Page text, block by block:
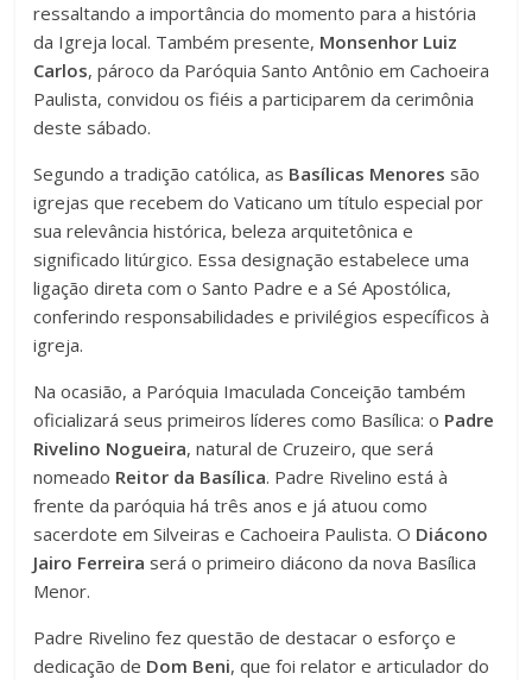
ressaltando a importância do momento para a história
da Igreja local. Também presente, Monsenhor Luiz
Carlos, pároco da Paróquia Santo Antônio em Cachoeira
Paulista, convidou os fiéis a participarem da cerimônia
deste sábado.
Segundo a tradição católica, as Basílicas Menores são
igrejas que recebem do Vaticano um título especial por
sua relevância histórica, beleza arquitetônica e
significado litúrgico. Essa designação estabelece uma
ligação direta com o Santo Padre e a Sé Apostólica,
conferindo responsabilidades e privilégios específicos à
igreja.
Na ocasião, a Paróquia Imaculada Conceição também
oficializará seus primeiros líderes como Basílica: o Padre
Rivelino Nogueira, natural de Cruzeiro, que será
nomeado Reitor da Basílica. Padre Rivelino está à
frente da paróquia há três anos e já atuou como
sacerdote em Silveiras e Cachoeira Paulista. O Diácono
Jairo Ferreira será o primeiro diácono da nova Basílica
Menor.
Padre Rivelino fez questão de destacar o esforço e
dedicação de Dom Beni, que foi relator e articulador do